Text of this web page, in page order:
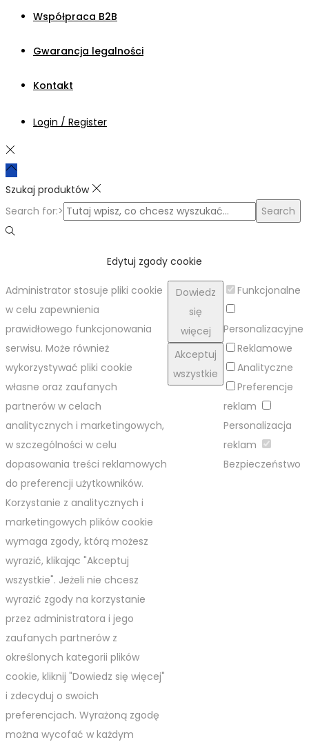
Współpraca B2B
Gwarancja legalności
Kontakt
Login / Register
Szukaj produktów
Search for:>
Search
Edytuj zgody cookie
Administrator stosuje pliki cookie
w celu zapewnienia
prawidłowego funkcjonowania
serwisu. Może również
wykorzystywać pliki cookie
własne oraz zaufanych
partnerów w celach
analitycznych i marketingowych,
w szczególności w celu
dopasowania treści reklamowych
do preferencji użytkowników.
Korzystanie z analitycznych i
marketingowych plików cookie
wymaga zgody, którą możesz
wyrazić, klikając "Akceptuj
wszystkie". Jeżeli nie chcesz
wyrazić zgody na korzystanie
przez administratora i jego
zaufanych partnerów z
określonych kategorii plików
cookie, kliknij "Dowiedz się więcej"
i zdecyduj o swoich
preferencjach. Wyrażoną zgodę
można wycofać w każdym
Dowiedz
się
więcej
Akceptuj
wszystkie
Funkcjonalne
Personalizacyjne
Reklamowe
Analityczne
Preferencje
reklam
Personalizacja
reklam
Bezpieczeństwo